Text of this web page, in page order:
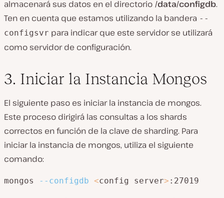
almacenará sus datos en el directorio /data/configdb.
Ten en cuenta que estamos utilizando la bandera --
configsvr para indicar que este servidor se utilizará
como servidor de configuración.
3. Iniciar la Instancia Mongos
El siguiente paso es iniciar la instancia de mongos.
Este proceso dirigirá las consultas a los shards
correctos en función de la clave de sharding. Para
iniciar la instancia de mongos, utiliza el siguiente
comando:
mongos --configdb <config server> :27019